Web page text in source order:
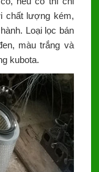
chất lượng kém,
Loại lọc bán
màu trắng và
kubota.